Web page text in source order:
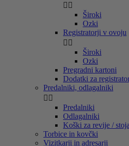
 
Široki
Ozki
Registratorji v ovoju
 
Široki
Ozki
Pregradni kartoni
Dodatki za
Predalniki, odlagalniki
 
Predalniki
Odlagalniki
Koški za revije /
Torbice in kovčki
Vizitkarji in adresarji